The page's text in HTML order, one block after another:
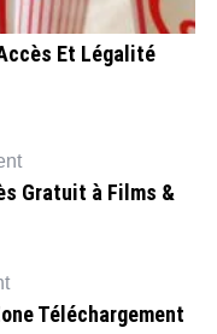
Et Légalité
Gratuit à Films &
Téléchargement